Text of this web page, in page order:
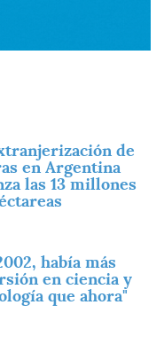
de
en Argentina
las 13 millones
había más
en ciencia y
que ahora"